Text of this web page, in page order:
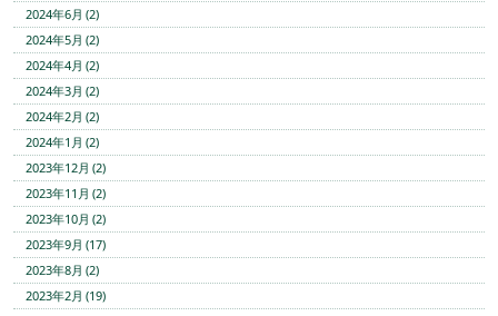
2024年6月 (2)
2024年5月 (2)
2024年4月 (2)
2024年3月 (2)
2024年2月 (2)
2024年1月 (2)
2023年12月 (2)
2023年11月 (2)
2023年10月 (2)
2023年9月 (17)
2023年8月 (2)
2023年2月 (19)